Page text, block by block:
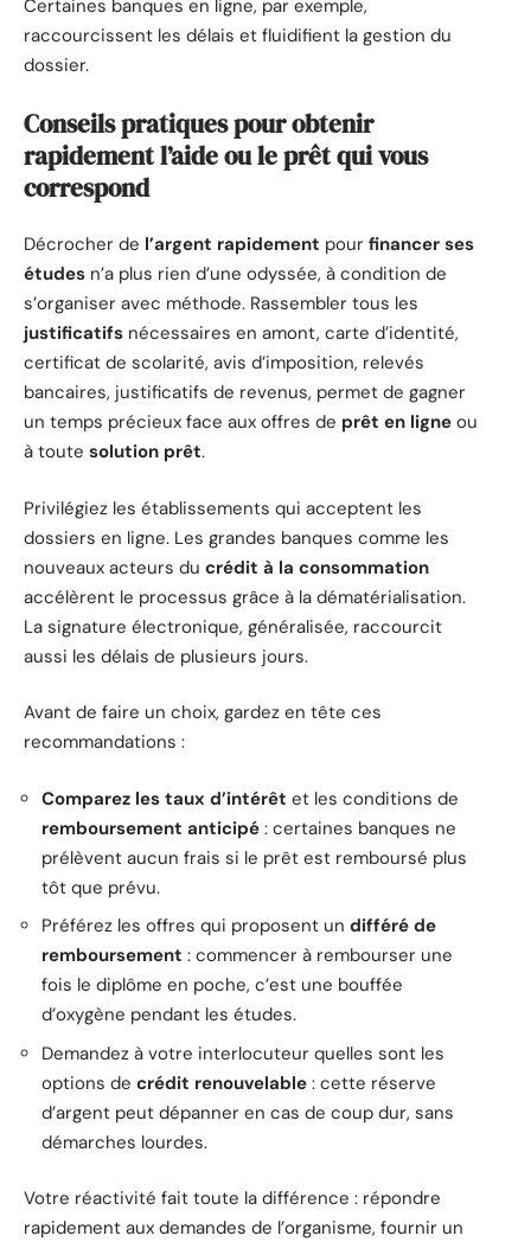
Certaines banques en ligne, par exemple,
raccourcissent les délais et fluidifient la gestion du
dossier.
Conseils pratiques pour obtenir
rapidement l’aide ou le prêt qui vous
correspond
Décrocher de l’argent rapidement pour financer ses
études n’a plus rien d’une odyssée, à condition de
s’organiser avec méthode. Rassembler tous les
justificatifs nécessaires en amont, carte d’identité,
certificat de scolarité, avis d’imposition, relevés
bancaires, justificatifs de revenus, permet de gagner
un temps précieux face aux offres de prêt en ligne ou
à toute solution prêt.
Privilégiez les établissements qui acceptent les
dossiers en ligne. Les grandes banques comme les
nouveaux acteurs du crédit à la consommation
accélèrent le processus grâce à la dématérialisation.
La signature électronique, généralisée, raccourcit
aussi les délais de plusieurs jours.
Avant de faire un choix, gardez en tête ces
recommandations :
Comparez les taux d’intérêt et les conditions de
remboursement anticipé : certaines banques ne
prélèvent aucun frais si le prêt est remboursé plus
tôt que prévu.
Préférez les offres qui proposent un différé de
remboursement : commencer à rembourser une
fois le diplôme en poche, c’est une bouffée
d’oxygène pendant les études.
Demandez à votre interlocuteur quelles sont les
options de crédit renouvelable : cette réserve
d’argent peut dépanner en cas de coup dur, sans
démarches lourdes.
Votre réactivité fait toute la différence : répondre
rapidement aux demandes de l’organisme, fournir un